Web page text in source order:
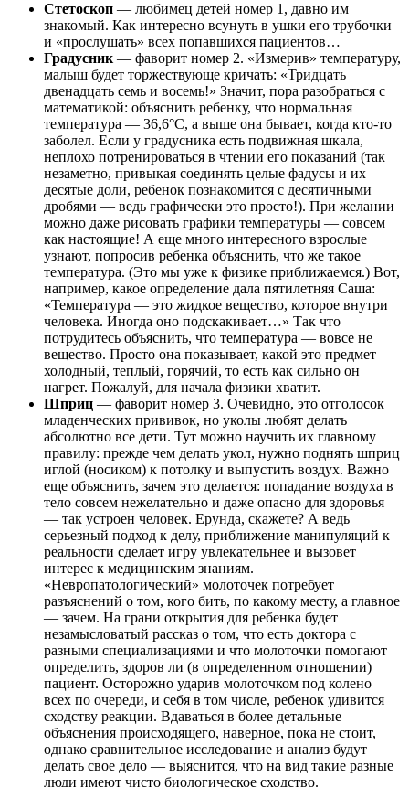
Стетоскоп — любимец детей номер 1, давно им
знакомый. Как интересно всунуть в ушки его трубочки
и «прослушать» всех попавшихся пациентов…
Градусник — фаворит номер 2. «Измерив» температуру,
малыш будет торжествующе кричать: «Тридцать
двенадцать семь и восемь!» Значит, пора разобраться с
математикой: объяснить ребенку, что нормальная
температура — 36,6°С, а выше она бывает, когда кто-то
заболел. Если у градусника есть подвижная шкала,
неплохо потренироваться в чтении его показаний (так
незаметно, привыкая соединять целые фадусы и их
десятые доли, ребенок познакомится с десятичными
дробями — ведь графически это просто!). При желании
можно даже рисовать графики температуры — совсем
как настоящие! А еще много интересного взрослые
узнают, попросив ребенка объяснить, что же такое
температура. (Это мы уже к физике приближаемся.) Вот,
например, какое определение дала пятилетняя Саша:
«Температура — это жидкое вещество, которое внутри
человека. Иногда оно подскакивает…» Так что
потрудитесь объяснить, что температура — вовсе не
вещество. Просто она показывает, какой это предмет —
холодный, теплый, горячий, то есть как сильно он
нагрет. Пожалуй, для начала физики хватит.
Шприц — фаворит номер 3. Очевидно, это отголосок
младенческих прививок, но уколы любят делать
абсолютно все дети. Тут можно научить их главному
правилу: прежде чем делать укол, нужно поднять шприц
иглой (носиком) к потолку и выпустить воздух. Важно
еще объяснить, зачем это делается: попадание воздуха в
тело совсем нежелательно и даже опасно для здоровья
— так устроен человек. Ерунда, скажете? А ведь
серьезный подход к делу, приближение манипуляций к
реальности сделает игру увлекательнее и вызовет
интерес к медицинским знаниям.
«Невропатологический» молоточек потребует
разъяснений о том, кого бить, по какому месту, а главное
— зачем. На грани открытия для ребенка будет
незамысловатый рассказ о том, что есть доктора с
разными специализациями и что молоточки помогают
определить, здоров ли (в определенном отношении)
пациент. Осторожно ударив молоточком под колено
всех по очереди, и себя в том числе, ребенок удивится
сходству реакции. Вдаваться в более детальные
объяснения происходящего, наверное, пока не стоит,
однако сравнительное исследование и анализ будут
делать свое дело — выяснится, что на вид такие разные
люди имеют чисто биологическое сходство.